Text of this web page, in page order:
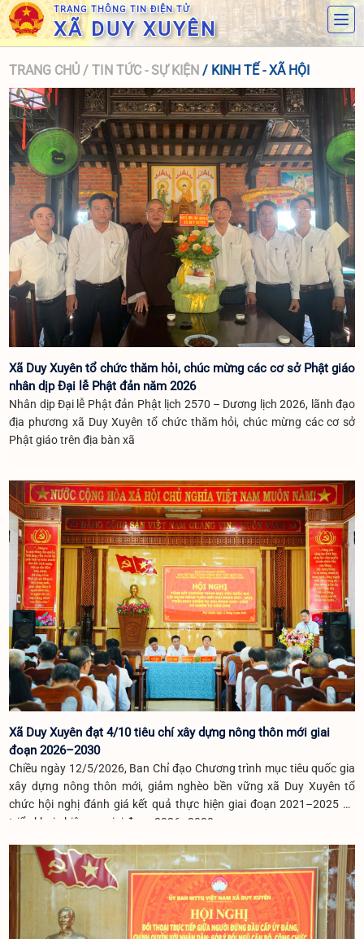
TRANG THÔNG TIN ĐIỆN TỬ
XÃ DUY XUYÊN
TRANG CHỦ / TIN TỨC - SỰ KIỆN / KINH TẾ - XÃ HỘI
Xã Duy Xuyên tổ chức thăm hỏi, chúc mừng các cơ sở Phật giáo
nhân dịp Đại lễ Phật đản năm 2026
Nhân dịp Đại lễ Phật đản Phật lịch 2570 – Dương lịch 2026, lãnh đạo
địa phương xã Duy Xuyên tổ chức thăm hỏi, chúc mừng các cơ sở
Phật giáo trên địa bàn xã
Xã Duy Xuyên đạt 4/10 tiêu chí xây dựng nông thôn mới giai
đoạn 2026–2030
Chiều ngày 12/5/2026, Ban Chỉ đạo Chương trình mục tiêu quốc gia
xây dựng nông thôn mới, giảm nghèo bền vững xã Duy Xuyên tổ
chức hội nghị đánh giá kết quả thực hiện giai đoạn 2021–2025 và
triển khai nhiệm vụ giai đoạn 2026–2030.